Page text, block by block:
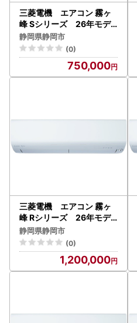
三菱電機 エアコン 霧ヶ
峰 Sシリーズ 26年モデ
ル MSZ-S2226-W （6
畳用/100V/ピュアホワイ
ト） 【標準設置工事付】
【配送不可：沖縄・離島】
静岡県静岡市
(0)
750,000
三菱電機 エアコン 霧ヶ
峰 Rシリーズ 26年モデ
ル MSZ-R5626S-W （1
8畳用/200V/ピュアホワ
イト） 【標準設置工事付
】【配送不可：沖縄・離島
】
静岡県静岡市
(0)
1,200,000